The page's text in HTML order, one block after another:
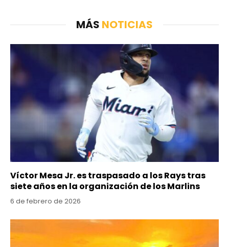
MÁS NOTICIAS
Víctor Mesa Jr. es traspasado a los Rays tras
siete años en la organización de los Marlins
6 de febrero de 2026